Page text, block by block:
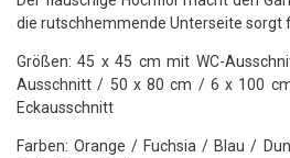
die rutschhemmende Unterseite sorgt
Größen: 45 x 45 cm mit WC-
Ausschnitt / 50 x 80 cm / 6 x 100
Eckausschnitt
Farben: Orange / Fuchsia / Blau /